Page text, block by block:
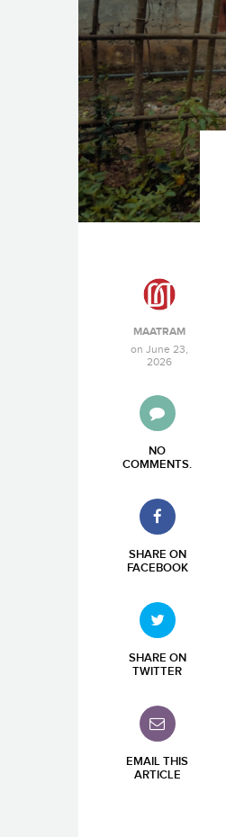
MAATRAM
on June 23,
2026
NO
COMMENTS.
SHARE ON
FACEBOOK
SHARE ON
TWITTER
EMAIL THIS
ARTICLE